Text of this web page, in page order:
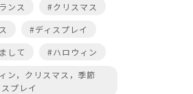
ンス
#クリスマス
#ディスプレイ
して
#ハロウィン
ン，クリスマス，季節
プレイ